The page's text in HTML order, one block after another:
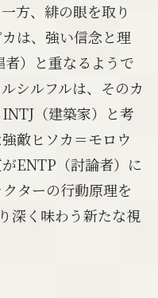
方、緋の眼を取り
は、強い信念と理
）と重なるようで
シルフルは、そのカ
（建築家）と考
敵ヒソカ＝モロウ
ENTP（討論者）に
ターの行動原理を
深く味わう新たな視